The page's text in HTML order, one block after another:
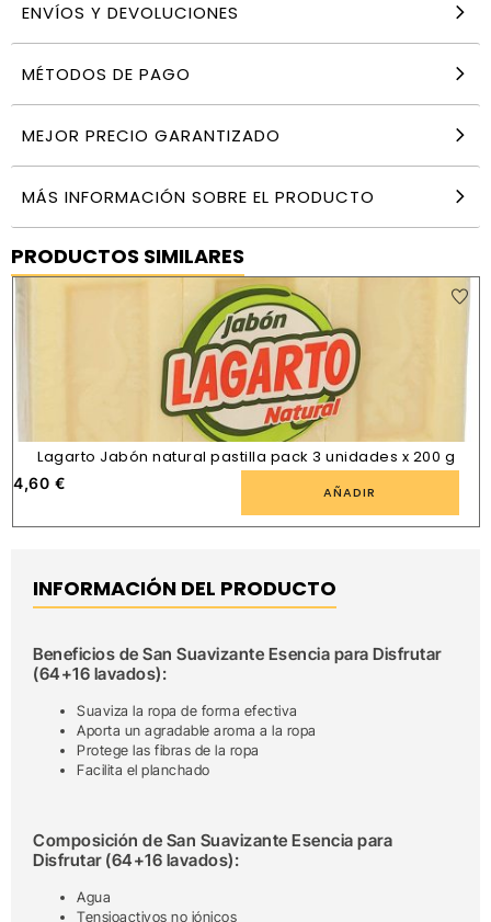
ENVÍOS Y DEVOLUCIONES
MÉTODOS DE PAGO
MEJOR PRECIO GARANTIZADO
MÁS INFORMACIÓN SOBRE EL PRODUCTO
PRODUCTOS SIMILARES
Lagarto Jabón natural pastilla pack 3 unidades x 200 g
4,60 € AÑADIR
INFORMACIÓN DEL PRODUCTO
Beneficios de San Suavizante Esencia para Disfrutar
(64+16 lavados):
Suaviza la ropa de forma efectiva
Aporta un agradable aroma a la ropa
Protege las fibras de la ropa
Facilita el planchado
Composición de San Suavizante Esencia para
Disfrutar (64+16 lavados):
Agua
Tensioactivos no iónicos